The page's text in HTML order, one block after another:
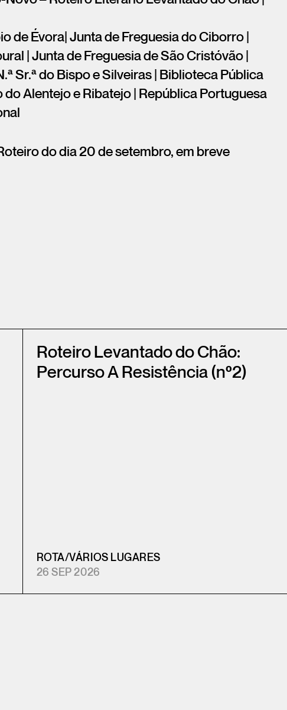
de Évora| Junta de Freguesia do Ciborro |
| Junta de Freguesia de São Cristóvão |
Sr.ª do Bispo e Silveiras | Biblioteca Pública
Alentejo e Ribatejo | República Portuguesa
do dia 20 de setembro, em breve
Roteiro Levantado do Chão:
Percurso A Resistência (nº2)
ROTA/VÁRIOS LUGARES
26 SEP 2026